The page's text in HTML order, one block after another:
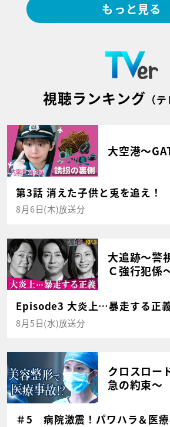
もっと見る
視聴ランキング （
大空港～
第3話 消えた子供と兎を追え！
8月6日(木)放送分
大追跡～警
Ｃ強行犯係
Episode3 大炎上…暴走する正
8月5日(水)放送分
クロスロー
急の約束～
＃5 病院激震！パワハラ＆医